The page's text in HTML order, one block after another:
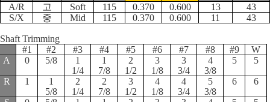
A/R
고 Soft 115 0.370 0.600 13
43
S/X
중 Mid 115 0.370 0.600 11 43
Shaft Trimming
#1
#2 #3 #4 #5 #6 #7 #8 #9
W
A
0 5/8
1
1/4
1
7/8
2
1/2
3
1/8
3
3/4
4
3/8
5 5
R 1
1
5/8
2
1/4
2
7/8
3
1/2
4
1/8
4
3/4
5
3/8
6 6